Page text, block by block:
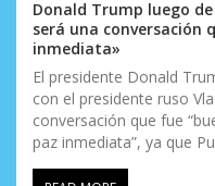
s
Donald Trump luego
será una conversación
inmediata»
El presidente Donald
con el presidente ruso
conversación que fue
paz inmediata”, ya que Pu